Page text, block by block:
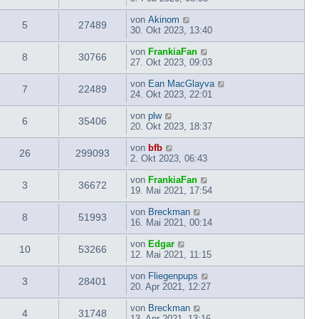
5 27489 von Akinom
30. Okt 2023, 13:40
8 30766 von FrankiaFan
27. Okt 2023, 09:03
7 22489 von Ean MacGlayva
24. Okt 2023, 22:01
6 35406 von plw
20. Okt 2023, 18:37
26 299093 von bfb
2. Okt 2023, 06:43
3 36672 von FrankiaFan
19. Mai 2021, 17:54
8 51993 von Breckman
16. Mai 2021, 00:14
10 53266 von Edgar
12. Mai 2021, 11:15
3 28401 von Fliegenpups
20. Apr 2021, 12:27
4 31748 von Breckman